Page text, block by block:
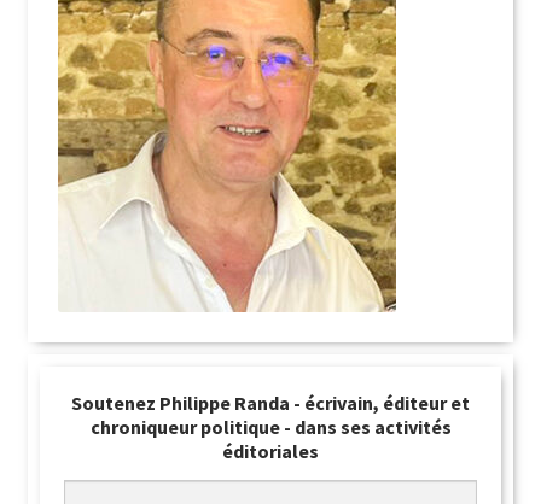
Soutenez Philippe Randa - écrivain, éditeur et
chroniqueur politique - dans ses activités
éditoriales